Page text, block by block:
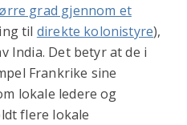
grad gjennom et
til direkte kolonistyre),
India. Det betyr at de i
Frankrike sine
lokale ledere og
flere lokale